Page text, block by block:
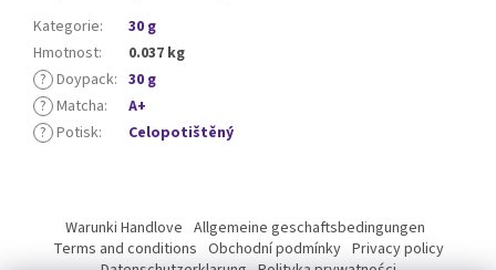
Kategorie:
30 g
Hmotnost:
0.037 kg
? Doypack: 30 g
? Matcha:
A+
? Potisk: Celopotištěný
Warunki Handlove Allgemeine geschaftsbedingungen
Terms and conditions Obchodní podmínky Privacy policy